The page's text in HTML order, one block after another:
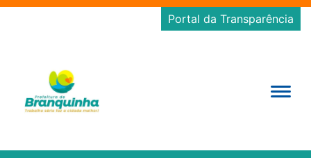
Portal da Transparência